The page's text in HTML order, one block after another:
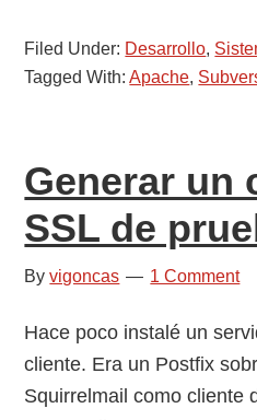
los
directorios
Subversion
Apache
Filed Under: Desarrollo,
Tagged With:Apache,
Generar un
SSL de
Byvigoncas 1 Comment
Hace poco instalé un
cliente. Era un Postfix
Squirrelmail como cliente